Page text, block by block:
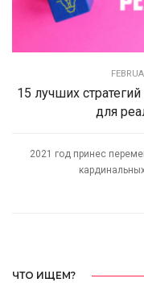
15 лучших
для
2021 год принес
ЧТО ИЩЕМ?